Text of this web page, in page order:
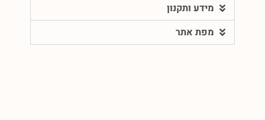
מידע ותקנון
מפת אתר